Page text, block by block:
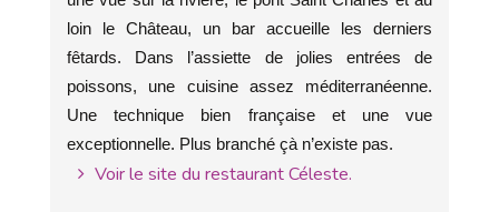
loin le Château, un bar accueille les derniers
fêtards. Dans l’assiette de jolies entrées de
poissons, une cuisine assez méditerranéenne.
Une technique bien française et une vue
exceptionnelle. Plus branché çà n’existe pas.
Voir le site du restaurant Céleste.